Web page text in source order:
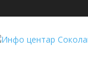
ИНФО